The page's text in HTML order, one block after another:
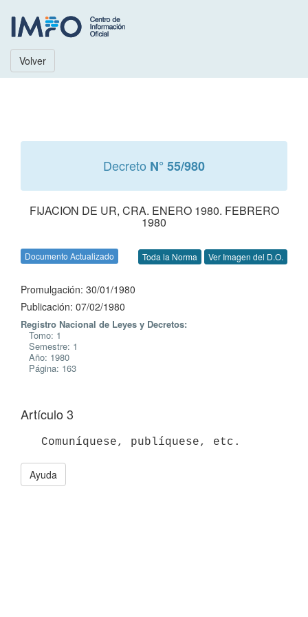
Volver
Decreto N° 55/980
FIJACION DE UR, CRA. ENERO 1980. FEBRERO
1980
Documento Actualizado Toda la Norma Ver Imagen del D.O.
Promulgación: 30/01/1980
Publicación: 07/02/1980
Registro Nacional de Leyes y Decretos:
Tomo: 1
Semestre: 1
Año: 1980
Página: 163
Artículo 3
Ayuda